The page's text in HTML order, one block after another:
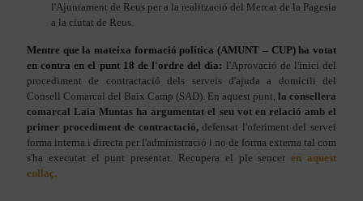
l'Ajuntament de Reus per a la realització del Mercat de la Pagesia
a la ciutat de Reus.
Mentre que la mateixa formació política (AMUNT – CUP) ha votat
en contra en el punt 18 de l'ordre del dia: l'Aprovació de l'inici del
procediment de contractació dels serveis d'ajuda a domicili del
Consell Comarcal del Baix Camp (SAD). En aquest punt, la consellera
comarcal Laia Muntas ha argumentat el seu vot en relació amb el
primer procediment de contractació,defensat l'oferiment del servei
forma interna i directa per l'administració i no de forma externa tal com
s'ha executat el punt presentat. Recupera el ple senceren aquest
enllaç.